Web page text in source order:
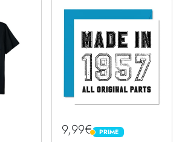
9,99€ PRIME
PRIME